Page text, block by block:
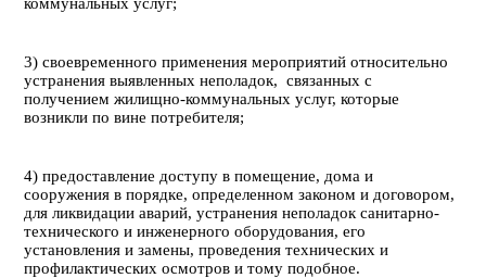
3) своевременного применения мероприятий относительно
устранения выявленных неполадок, связанных с
получением жилищно-коммунальных услуг, которые
возникли по вине потребителя;
4) предоставление доступу в помещение, дома и
сооружения в порядке, определенном законом и договором,
для ликвидации аварий, устранения неполадок санитарно-
технического и инженерного оборудования, его
установления и замены, проведения технических и
профилактических осмотров и тому подобное.